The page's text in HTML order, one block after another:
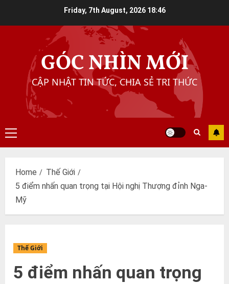
Friday, 7th August, 2026 18:46
GÓC NHÌN MỚI
CẬP NHẬT TIN TỨC, CHIA SẺ TRI THỨC
Primary
Menu
Home
Thế Giới
5 điểm nhấn quan trọng tại Hội nghị Thượng đỉnh Nga-
Mỹ
Thế Giới
5 điểm nhấn quan trọng